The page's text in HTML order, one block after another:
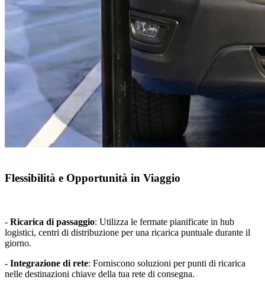
Flessibilità e Opportunità in Viaggio
- Ricarica di passaggio: Utilizza le fermate pianificate in hub
logistici, centri di distribuzione per una ricarica puntuale durante il
giorno.
- Integrazione di rete: Forniscono soluzioni per punti di ricarica
nelle destinazioni chiave della tua rete di consegna.